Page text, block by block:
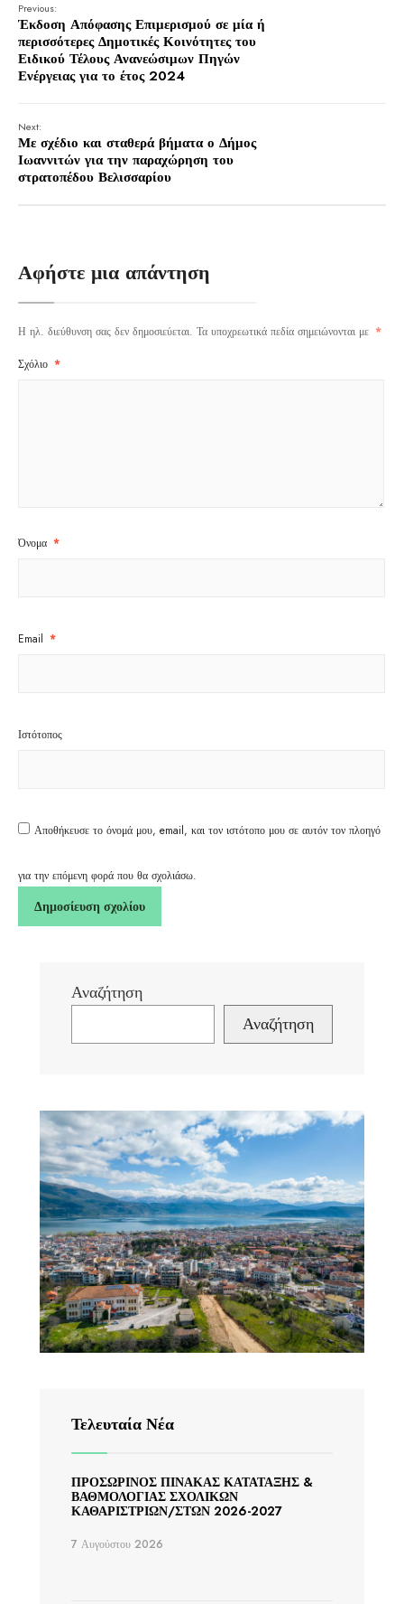
Previous:
Έκδοση Απόφασης Επιμερισμού σε μία ή
περισσότερες Δημοτικές Κοινότητες του
Ειδικού Τέλους Ανανεώσιμων Πηγών
Ενέργειας για το έτος 2024
Next:
Με σχέδιο και σταθερά βήματα ο Δήμος
Ιωαννιτών για την παραχώρηση του
στρατοπέδου Βελισσαρίου
Αφήστε μια απάντηση
Η ηλ. διεύθυνση σας δεν δημοσιεύεται. Τα υποχρεωτικά πεδία σημειώνονται με *
Σχόλιο *
Όνομα *
Email *
Ιστότοπος
Αποθήκευσε το όνομά μου, email, και τον ιστότοπο μου σε αυτόν τον πλοηγό
για την επόμενη φορά που θα σχολιάσω.
Αναζήτηση
Αναζήτηση
Τελευταία Νέα
ΠΡΟΣΩΡΙΝΟΣ ΠΙΝΑΚΑΣ ΚΑΤΑΤΑΞΗΣ &
ΒΑΘΜΟΛΟΓΙΑΣ ΣΧΟΛΙΚΩΝ
ΚΑΘΑΡΙΣΤΡΙΩΝ/ΣΤΩΝ 2026-2027
7 Αυγούστου 2026